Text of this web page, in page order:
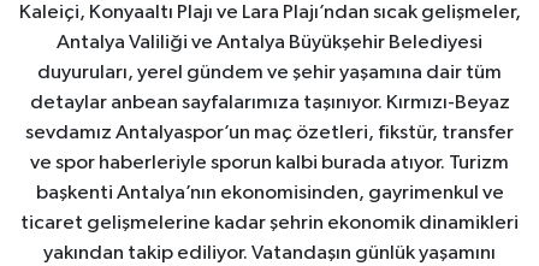
Kaleiçi, Konyaaltı Plajı ve Lara Plajı’ndan sıcak gelişmeler,
Antalya Valiliği ve Antalya Büyükşehir Belediyesi
duyuruları, yerel gündem ve şehir yaşamına dair tüm
detaylar anbean sayfalarımıza taşınıyor. Kırmızı-Beyaz
sevdamız Antalyaspor’un maç özetleri, fikstür, transfer
ve spor haberleriyle sporun kalbi burada atıyor. Turizm
başkenti Antalya’nın ekonomisinden, gayrimenkul ve
ticaret gelişmelerine kadar şehrin ekonomik dinamikleri
yakından takip ediliyor. Vatandaşın günlük yaşamını